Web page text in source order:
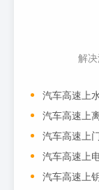
解
汽车高速上
汽车高速上
汽车高速上
汽车高速上
汽车高速上